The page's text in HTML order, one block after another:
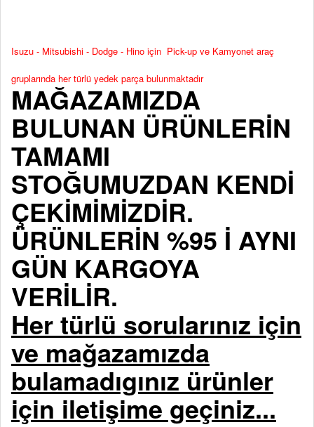
Isuzu - Mitsubishi - Dodge - Hino için Pick-up ve Kamyonet araç
gruplarında her türlü yedek parça bulunmaktadır
MAĞAZAMIZDA
BULUNAN ÜRÜNLERİN
TAMAMI
STOĞUMUZDAN KENDİ
ÇEKİMİMİZDİR.
ÜRÜNLERİN %95 İ AYNI
GÜN KARGOYA
VERİLİR.
Her türlü sorularınız için
ve mağazamızda
bulamadıgınız ürünler
için iletişime geçiniz...